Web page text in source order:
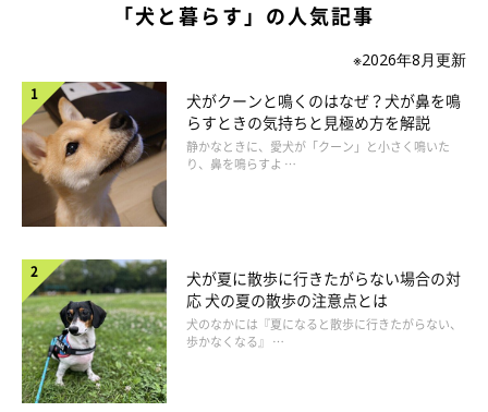
か？ また、犬の歯磨きをしないことで起こるデメリットはあり
ますか？
A：犬の歯磨きを習慣にすると口腔内をきれいに保つことができ
る、歯周病のリスク低下、口腔内の異変に気づきやすい、コミュ
ニケーションの1つになるといったメリットがあります。反対
周病や歯石が付着するリスクが上昇するなどのデメリットがあり
ます。
「犬と暮らす」の人気記事
※2026年8月更新
犬がクーンと鳴くのはなぜ？犬が鼻を鳴
らすときの気持ちと見極め方を解説
静かなときに、愛犬が「クーン」と小さく鳴いた
り、鼻を鳴らすよ …
犬が夏に散歩に行きたがらない場合の対
応 犬の夏の散歩の注意点とは
犬のなかには『夏になると散歩に行きたがらない、
歩かなくなる』 …